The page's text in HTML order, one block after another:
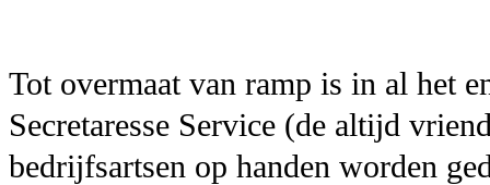
Tot overmaat van ramp is in al het
Secretaresse Service (de altijd
bedrijfsartsen op handen worden